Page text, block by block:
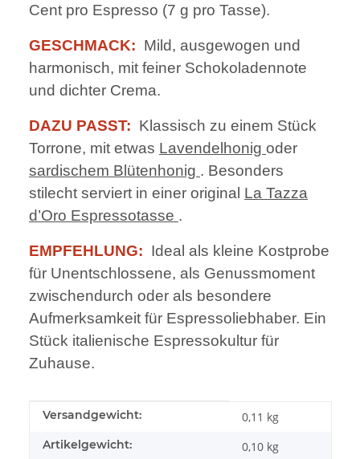
Cent pro Espresso (7 g pro Tasse).
GESCHMACK: Mild, ausgewogen und
harmonisch, mit feiner Schokoladennote
und dichter Crema.
DAZU PASST: Klassisch zu einem Stück
Torrone, mit etwas Lavendelhonig oder
sardischem Blütenhonig . Besonders
stilecht serviert in einer original La Tazza
d’Oro Espressotasse .
EMPFEHLUNG: Ideal als kleine Kostprobe
für Unentschlossene, als Genussmoment
zwischendurch oder als besondere
Aufmerksamkeit für Espressoliebhaber. Ein
Stück italienische Espressokultur für
Zuhause.
Produkteigenschaft
Wert
Versandgewicht: 0,11 kg
Artikelgewicht: 0,10 kg